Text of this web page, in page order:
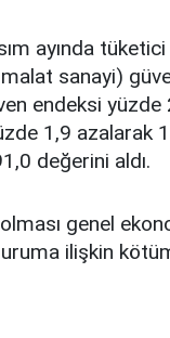
ayında
sanayi)
endeksi yüzde
1,9 azalarak
değerini aldı.
genel
ilişkin